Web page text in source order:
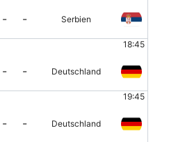
- - Serbien
18:45
- - Deutschland
19:45
- - Deutschland